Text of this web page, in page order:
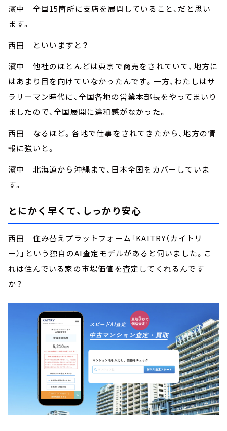
濱中 全国15箇所に支店を展開していること、だと思い
ます。
西田 といいますと？
濱中 他社のほとんどは東京で商売をされていて、地方に
はあまり目を向けていなかったんです。一方、わたしはサ
ラリーマン時代に、全国各地の営業本部長をやってまいり
ましたので、全国展開に違和感がなかった。
西田 なるほど。各地で仕事をされてきたから、地方の情
報に強いと。
濱中 北海道から沖縄まで、日本全国をカバーしていま
す。
とにかく早くて、しっかり安心
西田 住み替えプラットフォーム「KAITRY（カイトリ
ー）」という独自のAI査定モデルがあると伺いました。こ
れは住んでいる家の市場価値を査定してくれるんです
か？